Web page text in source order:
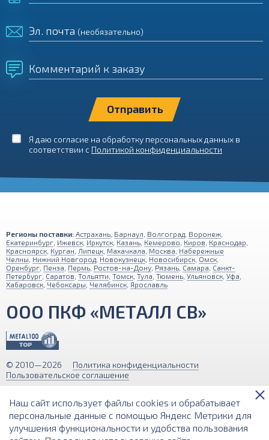
Эл. почта (необязательно)
Комментарий к заказу
Я даю согласие на обработку персональных данных в
соответствии с Политикой конфиденциальности
Регионы поставки: Астрахань Барнаул Волгоград Воронеж
Екатеринбург Ижевск Иркутск Казань Кемерово Киров Краснодар
Красноярск Курган Липецк Махачкала Москва Набережные
Челны Нижний Новгород Новокузнецк Новосибирск Омск
Оренбург Пенза Пермь Ростов-на-Дону Рязань Самара Санкт-
Петербург Саратов Тольятти Томск Тула Тюмень Ульяновск Уфа
Хабаровск Чебоксары Челябинск Ярославль
ООО ПКФ «МЕТАЛЛ СВ»
© 2010—2026
Политика конфиденциальности
Пользовательское соглашение
на этом интернет-сайте носит исключительно информационный
характер и ни при каких условиях не является публичной офертой,
определяемой положениями Статьи 437 (2) Гражданского кодекса РФ.
Наш сайт использует файлы cookies и обрабатывает
персональные данные с помощью Яндекс Метрики для
улучшения функциональности и удобства пользования